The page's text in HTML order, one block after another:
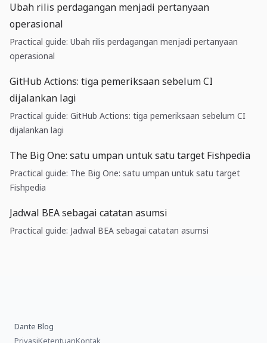
Ubah rilis perdagangan menjadi pertanyaan
operasional
Practical guide: Ubah rilis perdagangan menjadi pertanyaan
operasional
GitHub Actions: tiga pemeriksaan sebelum CI
dijalankan lagi
Practical guide: GitHub Actions: tiga pemeriksaan sebelum CI
dijalankan lagi
The Big One: satu umpan untuk satu target Fishpedia
Practical guide: The Big One: satu umpan untuk satu target
Fishpedia
Jadwal BEA sebagai catatan asumsi
Practical guide: Jadwal BEA sebagai catatan asumsi
Dante Blog
PrivasiKetentuanKontak